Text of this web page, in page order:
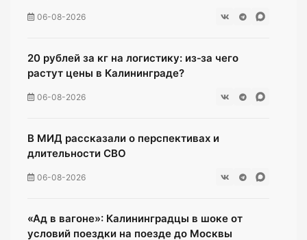
06-08-2026
20 рублей за кг на логистику: из‑за чего
растут цены в Калининграде?
06-08-2026
В МИД рассказали о перспективах и
длительности СВО
06-08-2026
«Ад в вагоне»: Калининградцы в шоке от
условий поездки на поезде до Москвы